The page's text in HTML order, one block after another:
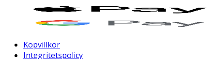
Köpvillkor
Integritetspolicy